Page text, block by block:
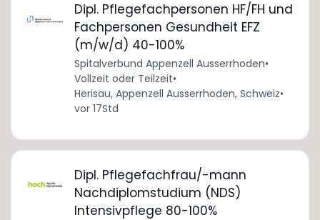
Dipl. Pflegefachpersonen HF/FH und
Fachpersonen Gesundheit EFZ
(m/w/d) 40-100%
Spitalverbund Appenzell Ausserrhoden•
Vollzeit oder Teilzeit•
Herisau, Appenzell Ausserrhoden, Schweiz•
vor 17Std
Dipl. Pflegefachfrau/-mann
Nachdiplomstudium (NDS)
Intensivpflege 80-100%